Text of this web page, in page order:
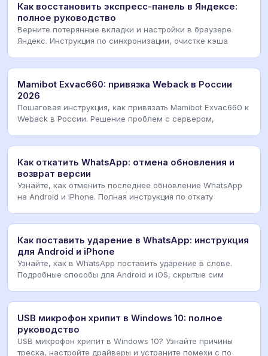
Как восстановить экспресс-панель в Яндексе:
полное руководство
Верните потерянные вкладки и настройки в браузере
Яндекс. Инструкция по синхронизации, очистке кэша
Mamibot Exvac660: привязка Weback в России
2026
Пошаговая инструкция, как привязать Mamibot Exvac660 к
Weback в России. Решение проблем с сервером,
Как откатить WhatsApp: отмена обновления и
возврат версии
Узнайте, как отменить последнее обновление WhatsApp
на Android и iPhone. Полная инструкция по откату
Как поставить ударение в WhatsApp: инструкция
для Android и iPhone
Узнайте, как в WhatsApp поставить ударение в слове.
Подробные способы для Android и iOS, скрытые сим
USB микрофон хрипит в Windows 10: полное
руководство
USB микрофон хрипит в Windows 10? Узнайте причины
треска, настройте драйверы и устраните помехи с по